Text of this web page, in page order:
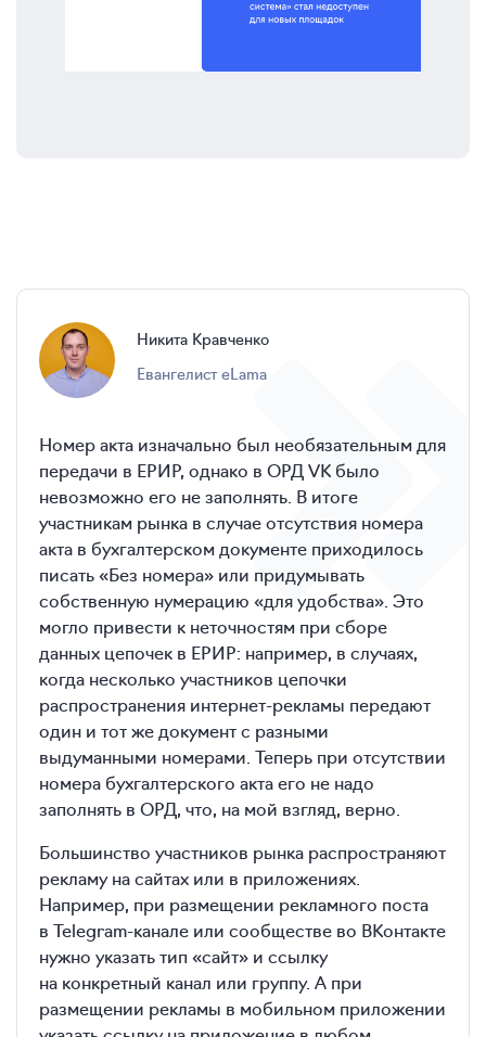
Никита Кравченко
евангелист eLama
Номер акта изначально был необязательным для
передачи в ЕРИР, однако в ОРД VK было
невозможно его не заполнять. В итоге
участникам рынка в случае отсутствия номера
акта в бухгалтерском документе приходилось
писать «Без номера» или придумывать
собственную нумерацию «для удобства». Это
могло привести к неточностям при сборе
данных цепочек в ЕРИР: например, в случаях,
когда несколько участников цепочки
распространения интернет-рекламы передают
один и тот же документ с разными
выдуманными номерами. Теперь при отсутствии
номера бухгалтерского акта его не надо
заполнять в ОРД, что, на мой взгляд, верно.
Большинство участников рынка распространяют
рекламу на сайтах или в приложениях.
Например, при размещении рекламного поста
в Telegram-канале или сообществе во ВКонтакте
нужно указать тип «сайт» и ссылку
на конкретный канал или группу. А при
размещении рекламы в мобильном приложении